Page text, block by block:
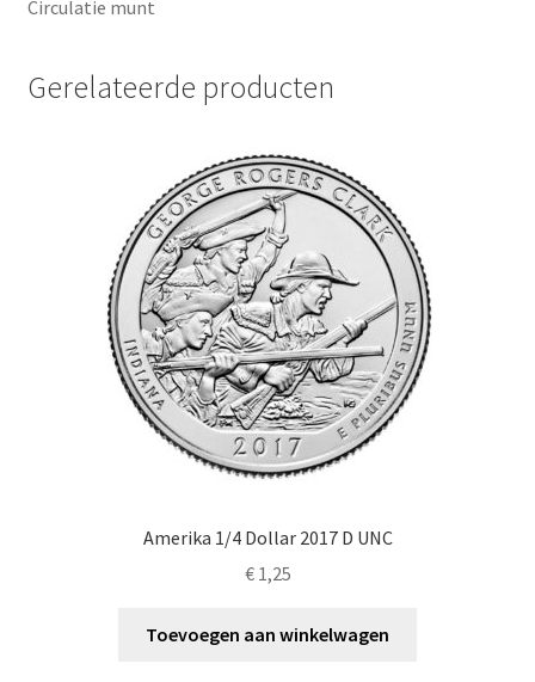
Circulatie munt
Gerelateerde producten
Amerika 1/4 Dollar 2017 D UNC
€1,25
Toevoegen aan winkelwagen